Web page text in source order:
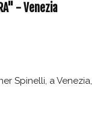
- Venezia
Spinelli, a Venezia,